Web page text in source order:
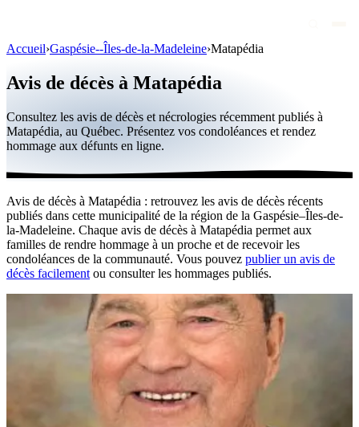
Personnalités publiques
Québec
Canada
International
Par région
Par ville
Maisons funéraires
Publier un avis
Accueil›Gaspésie--Îles-de-la-Madeleine›Matapédia
Avis de décès à Matapédia
Consultez les avis de décès et nécrologies récemment publiés à
Matapédia, au Québec. Présentez vos condoléances et rendez
hommage aux défunts en ligne.
Avis de décès à Matapédia : retrouvez les avis de décès récents
publiés dans cette municipalité de la région de la Gaspésie–Îles-de-
la-Madeleine. Chaque avis de décès à Matapédia permet aux
familles de rendre hommage à un proche et de recevoir les
condoléances de la communauté. Vous pouvez publier un avis de
décès facilement ou consulter les hommages publiés.